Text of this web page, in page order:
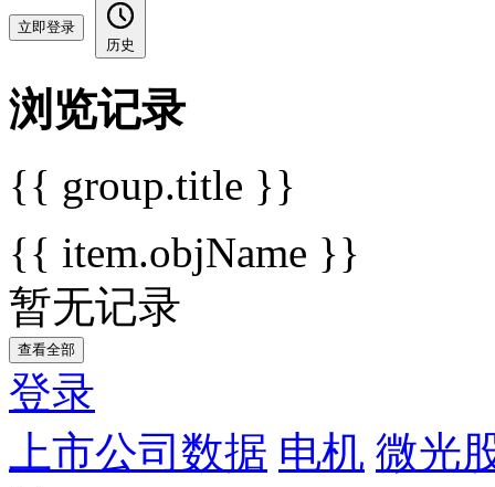
立即登录
历史
浏览记录
{{ group.title }}
{{ item.objName }}
暂无记录
查看全部
登录
上市公司数据 电机 微光